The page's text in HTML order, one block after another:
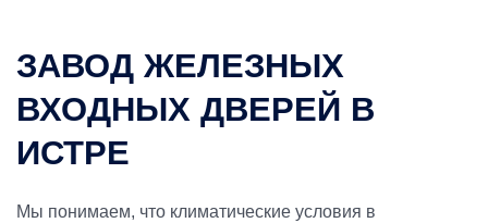
ЗАВОД ЖЕЛЕЗНЫХ
ВХОДНЫХ ДВЕРЕЙ В
ИСТРЕ
Мы понимаем, что климатические условия в